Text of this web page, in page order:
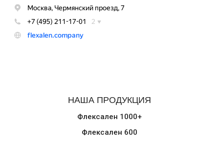
НАША ПРОДУКЦИЯ
Флексален 1000+
Флексален 600